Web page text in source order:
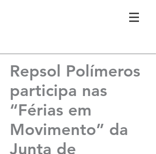
Repsol Polímeros
participa nas
“Férias em
Movimento” da
Junta de